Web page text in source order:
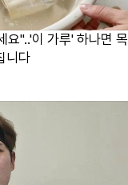
요"..'이 가루' 하나면 목
니다